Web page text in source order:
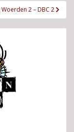
2 – DBC 2